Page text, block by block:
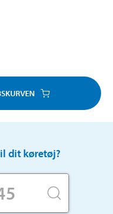
dit køretøj?